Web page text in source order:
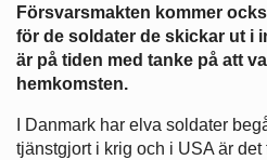
Försvarsmakten kommer
för de soldater de skickar ut i
är på tiden med tanke på att
hemkomsten.
I Danmark har elva soldater
tjänstgjort i krig och i USA är